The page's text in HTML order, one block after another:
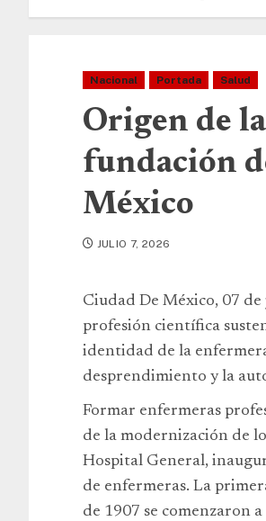
Nacional Portada Salud
Origen de
fundación
México
JULIO 7, 2026
Ciudad De México, 07
profesión científica
identidad de la
desprendimiento y la
Formar enfermeras
de la modernización de
Hospital General,
de enfermeras. La
de 1907 se comenzaron